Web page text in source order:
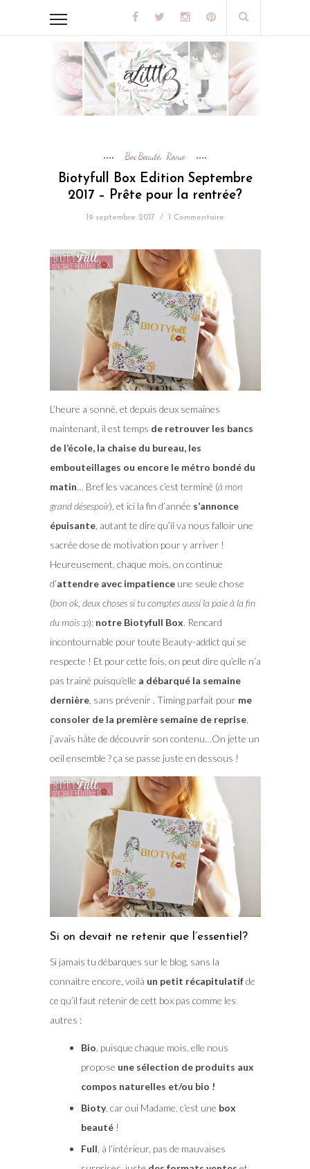
Box Beauté, Revue
Biotyfull Box Edition Septembre
2017 – Prête pour la rentrée?
19 septembre 2017 / 1 Commentaire
L’heure a sonné, et depuis deux semaines
maintenant, il est temps de retrouver les bancs
de l’école, la chaise du bureau, les
embouteillages ou encore le métro bondé du
matin… Bref les vacances c’est terminé (à mon
grand désespoir), et ici la fin d’année s’annonce
épuisante, autant te dire qu’il va nous falloir une
sacrée dose de motivation pour y arriver !
Heureusement, chaque mois, on continue
d’attendre avec impatienceune seule chose
(bon ok, deux choses si tu comptes aussi la paie à la fin
du mois :p): notre Biotyfull Box. Rencard
incontournable pour toute Beauty-addict qui se
respecte ! Et pour cette fois, on peut dire qu’elle n’a
pas trainé puisqu’elle a débarqué la semaine
dernière, sans prévenir . Timing parfait pour me
consoler de la première semaine de reprise,
j’avais hâte de découvrir son contenu…On jette un
oeil ensemble ? ça se passe juste en dessous !
Si on devait ne retenir que l’essentiel?
Si jamais tu débarques sur le blog, sans la
connaitre encore, voilà un petit récapitulatifde
ce qu’il faut retenir de cett box pas comme les
autres :
Bio , puisque chaque mois, elle nous
propose une sélection de produits aux
compos naturelles et/ou bio !
Bioty, car oui Madame, c’est une box
beauté!
Full , à l’intérieur, pas de mauvaises